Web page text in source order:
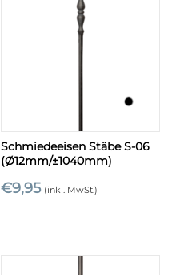
Schmiedeeisen Stäbe S-06
(Ø12mm/±1040mm)
€9,95 (inkl. MwSt.)